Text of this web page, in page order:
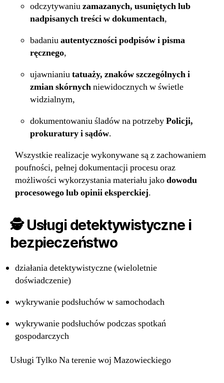
odczytywaniuzamazanych, usuniętych lub
nadpisanych treści w dokumentach,
badaniuautentyczności podpisów i pisma
ręcznego,
ujawnianiutatuaży, znaków szczególnych i
zmian skórnychniewidocznych w świetle
widzialnym,
dokumentowaniu śladów na potrzebyPolicji,
prokuratury i sądów.
Wszystkie realizacje wykonywane są z zachowaniem
poufności, pełnej dokumentacji procesu oraz
możliwości wykorzystania materiału jakodowodu
procesowego lub opinii eksperckiej.
🕵️Usługi detektywistyczne i
bezpieczeństwo
działania detektywistyczne (wieloletnie
doświadczenie)
wykrywanie podsłuchów w samochodach
wykrywanie podsłuchów podczas spotkań
gospodarczych
Usługi Tylko Na terenie woj Mazowieckiego